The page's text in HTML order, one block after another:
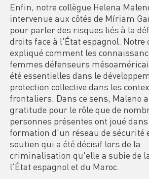
Enfin, notre collègue Helena
intervenue aux côtés de Míriam
pour parler des risques liés à la
droits face à l'État espagnol. Notre
expliqué comment les
femmes défenseurs
été essentielles dans le
protection collective dans les
frontaliers. Dans ce sens, Maleno
gratitude pour le rôle que de
personnes présentes ont joué
formation d'un réseau de sécurité
soutien qui a été décisif lors de la
criminalisation qu'elle a subie de
l'État espagnol et du Maroc.